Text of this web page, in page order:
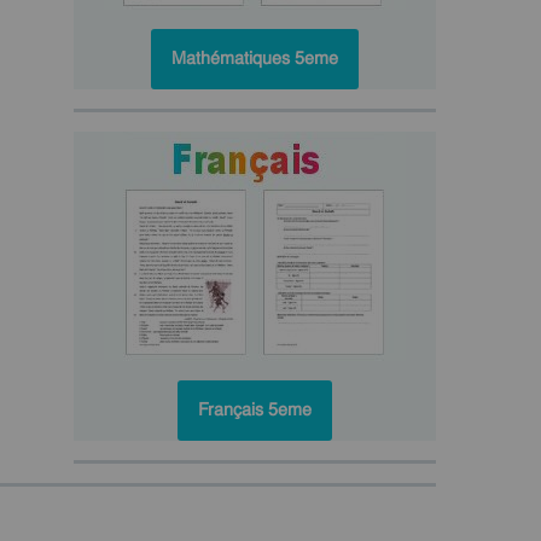
Mathématiques 5eme
Français 5eme